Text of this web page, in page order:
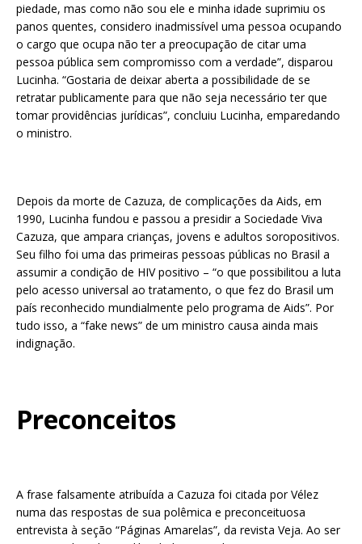
piedade, mas como não sou ele e minha idade suprimiu os
panos quentes, considero inadmissível uma pessoa ocupando
o cargo que ocupa não ter a preocupação de citar uma
pessoa pública sem compromisso com a verdade”, disparou
Lucinha. “Gostaria de deixar aberta a possibilidade de se
retratar publicamente para que não seja necessário ter que
tomar providências jurídicas”, concluiu Lucinha, emparedando
o ministro.
Depois da morte de Cazuza, de complicações da Aids, em
1990, Lucinha fundou e passou a presidir a Sociedade Viva
Cazuza, que ampara crianças, jovens e adultos soropositivos.
Seu filho foi uma das primeiras pessoas públicas no Brasil a
assumir a condição de HIV positivo – “o que possibilitou a luta
pelo acesso universal ao tratamento, o que fez do Brasil um
país reconhecido mundialmente pelo programa de Aids”. Por
tudo isso, a “fake news” de um ministro causa ainda mais
indignação.
Preconceitos
A frase falsamente atribuída a Cazuza foi citada por Vélez
numa das respostas de sua polêmica e preconceituosa
entrevista à seção “Páginas Amarelas”, da revista Veja. Ao ser